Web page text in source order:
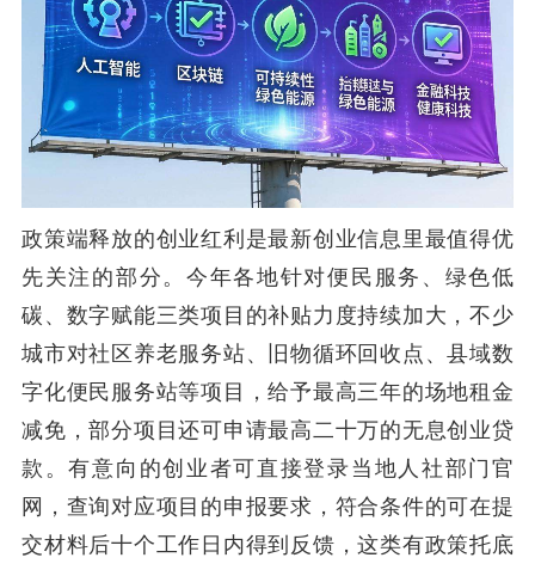
政策端释放的创业红利是最新创业信息里最值得优
先关注的部分。今年各地针对便民服务、绿色低
碳、数字赋能三类项目的补贴力度持续加大，不少
城市对社区养老服务站、旧物循环回收点、县域数
字化便民服务站等项目，给予最高三年的场地租金
减免，部分项目还可申请最高二十万的无息创业贷
款。有意向的创业者可直接登录当地人社部门官
网，查询对应项目的申报要求，符合条件的可在提
交材料后十个工作日内得到反馈，这类有政策托底